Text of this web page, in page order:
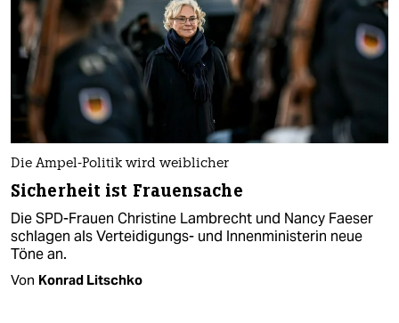
Die Ampel-Politik wird weiblicher
Sicherheit ist Frauensache
Die SPD-Frauen Christine Lambrecht und Nancy Faeser
schlagen als Verteidigungs- und Innenministerin neue
Töne an.
Von Konrad Litschko